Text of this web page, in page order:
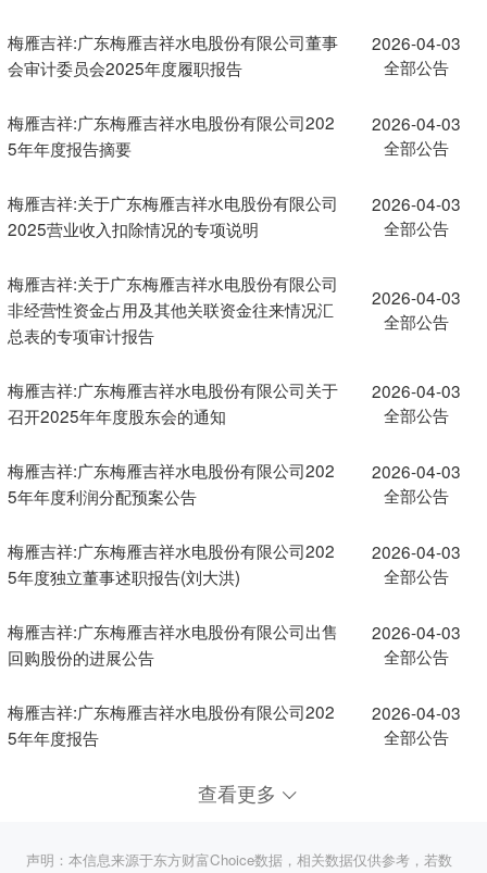
梅雁吉祥:广东梅雁吉祥水电股份有限公司董事
会审计委员会2025年度履职报告
2026-04-03
全部公告
梅雁吉祥:广东梅雁吉祥水电股份有限公司202
5年年度报告摘要
2026-04-03
全部公告
梅雁吉祥:关于广东梅雁吉祥水电股份有限公司
2025营业收入扣除情况的专项说明
2026-04-03
全部公告
梅雁吉祥:关于广东梅雁吉祥水电股份有限公司
非经营性资金占用及其他关联资金往来情况汇
总表的专项审计报告
2026-04-03
全部公告
梅雁吉祥:广东梅雁吉祥水电股份有限公司关于
召开2025年年度股东会的通知
2026-04-03
全部公告
梅雁吉祥:广东梅雁吉祥水电股份有限公司202
5年年度利润分配预案公告
2026-04-03
全部公告
梅雁吉祥:广东梅雁吉祥水电股份有限公司202
5年度独立董事述职报告(刘大洪)
2026-04-03
全部公告
梅雁吉祥:广东梅雁吉祥水电股份有限公司出售
回购股份的进展公告
2026-04-03
全部公告
梅雁吉祥:广东梅雁吉祥水电股份有限公司202
5年年度报告
2026-04-03
全部公告
查看更多
声明：本信息来源于东方财富Choice数据，相关数据仅供参考，若数